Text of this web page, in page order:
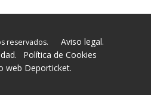
reservados.
Aviso legal.
Política de Cookies
web Deporticket.